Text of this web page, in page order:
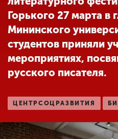
Другие виды
деятельности
Студенческая жизнь
образовательной
организации
Горького 27 марта в
Мининского
студентов приняли
мероприятиях,
русского писателя.
ЦЕНТРСОЦРАЗВИТИЯ